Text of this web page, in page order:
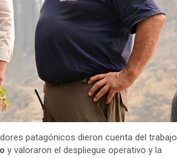
patagónicos dieron cuenta del trabajo
y valoraron el despliegue operativo y la